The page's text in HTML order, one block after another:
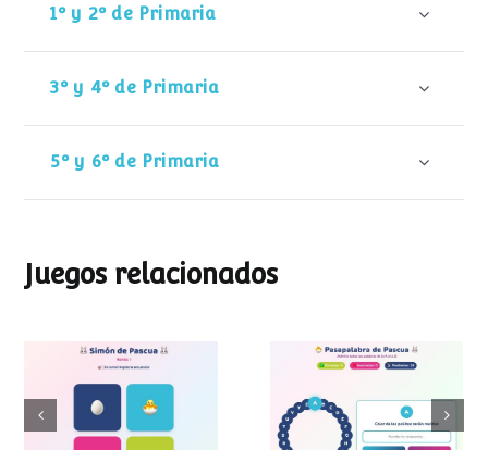
1º y 2º de Primaria
3º y 4º de Primaria
5º y 6º de Primaria
Juegos relacionados
Simon de Pascua
Pasapalabra de
Pascua